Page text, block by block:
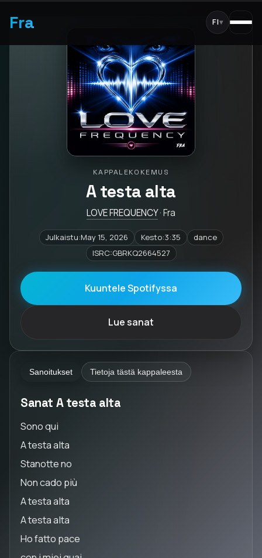
Fra FI▾
KAPPALEKOKEMUS
A testa alta
LOVE FREQUENCY· Fra
Julkaistu:May 15, 2026 Kesto:3:35
dance
ISRC:GBRKQ2664527
Kuuntele Spotifyssa
Lue sanat
Sanoitukset Tietoja tästä kappaleesta
Sanat A testa alta
Sono qui
A testa alta
Stanotte no
Non cado più
A testa alta
A testa alta
Ho fatto pace